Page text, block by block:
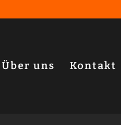
Über uns Kontakt